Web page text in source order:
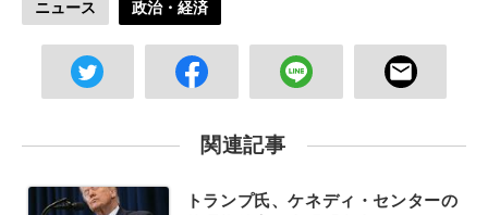
ニュース 政治・経済
関連記事
トランプ氏、ケネディ・センターの